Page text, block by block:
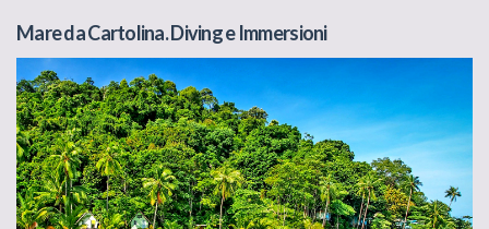
Mare da Cartolina. Diving e Immersioni